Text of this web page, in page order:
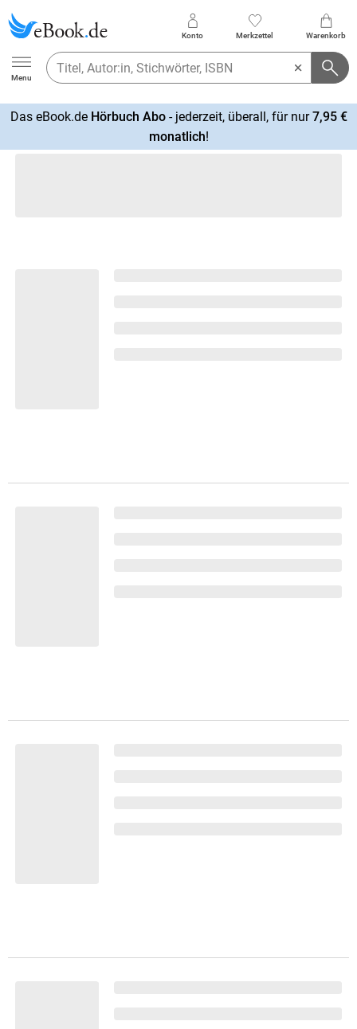
Ebook.de
Menu
Konto Merkzettel Warenkorb
Das eBook.de Hörbuch Abo- jederzeit, überall, für nur7,95 €
monatlich!